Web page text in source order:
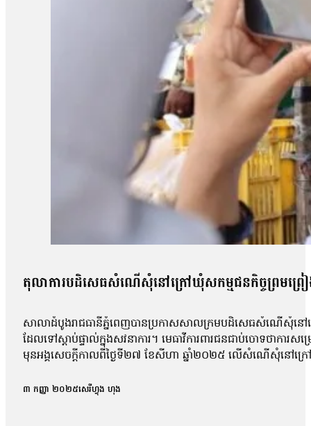
តុលាការបដិសេធសំណើសុំនៅក្រៅឃុំសកម្មជនកិច្ចព្រមព្រ
សាលាដំបូងរាជធានីភ្នំពេញបានប្រកាសសាលក្រមបដិសេធសំណើសុំនៅក្
ដែលទៅស្ដាប់ផ្ទាល់ក្នុងសវនាការ។ មេធាវីការពារជនជាប់ចោទថាកា
មុនអង្គសេចក្ដីកាលពីថ្ងៃទី២៧ ខែសីហា ឆ្នាំ២០២៥ លើសំណើសុំនៅក្រ
កិច្ចព្រមព្រៀងសន្តិភាពក្រុងប៉ារីសគឺលោក សឺន ជុំជួន បានថ្លែងប្រាប់
៣ កញ្ញា ២០២៥សេរីហ្វុង ហុង